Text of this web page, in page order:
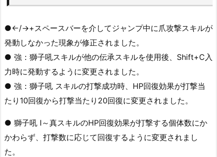
●←/→+スペースバーを介してジャンプ中に爪攻撃スキルが
発動しなかった現象が修正されました。
● 強：獅子吼スキルが他の伝承スキルを使用後、Shift+C入
力時に発動するように変更されました。
● 強：獅子吼 スキルの打撃成功時、HP回復効果が打撃当
たり10回復から打撃当たり20回復に変更されました。
● 獅子吼 I～真スキルのHP回復効果が打撃する個体数にか
かわらず、打撃数に応じて回復するように変更されまし
た。